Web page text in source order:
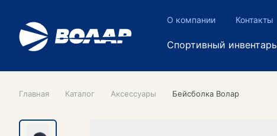
О компании Контакты
Спортивный инвентарь
Главная Каталог Аксессуары Бейсболка Волар